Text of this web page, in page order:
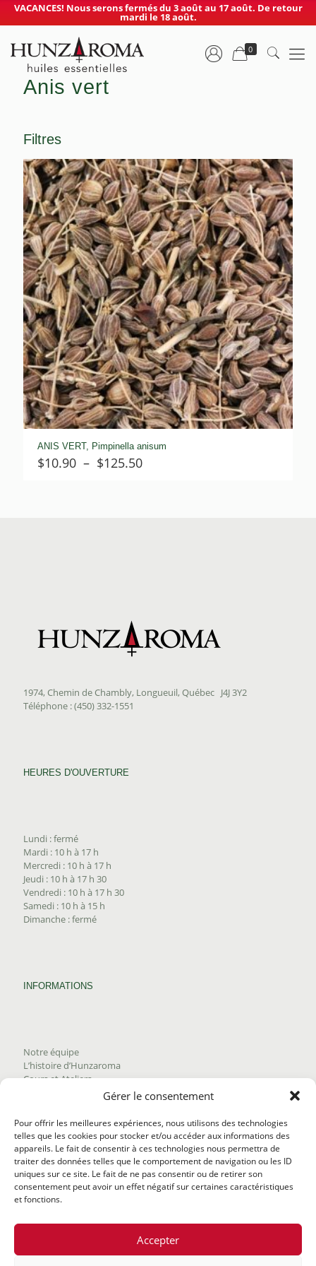
Gérer le consentement
Pour offrir les meilleures expériences, nous utilisons des technologies
telles que les cookies pour stocker et/ou accéder aux informations des
appareils. Le fait de consentir à ces technologies nous permettra de
traiter des données telles que le comportement de navigation ou les ID
uniques sur ce site. Le fait de ne pas consentir ou de retirer son
consentement peut avoir un effet négatif sur certaines caractéristiques
et fonctions.
Accepter
VACANCES! Nous serons fermés du 3 août au 17 août. De retour
mardi le 18 août.
0
Anis vert
Filtres
ANIS VERT, Pimpinella anisum
$10.90 – $125.50Plage
1974, Chemin de Chambly, Longueuil, Québec J4J 3Y2
Téléphone : (450) 332-1551
HEURES D'OUVERTURE
Lundi : fermé
Mardi : 10 h à 17 h
Mercredi : 10 h à 17 h
Jeudi : 10 h à 17 h 30
Vendredi : 10 h à 17 h 30
Samedi : 10 h à 15 h
Dimanche : fermé
INFORMATIONS
Notre équipe
L’histoire d’Hunzaroma
Cours et Ateliers
Trouver nos produits
Politique de frais d'envoi
Termes et conditions
Politique de remboursement